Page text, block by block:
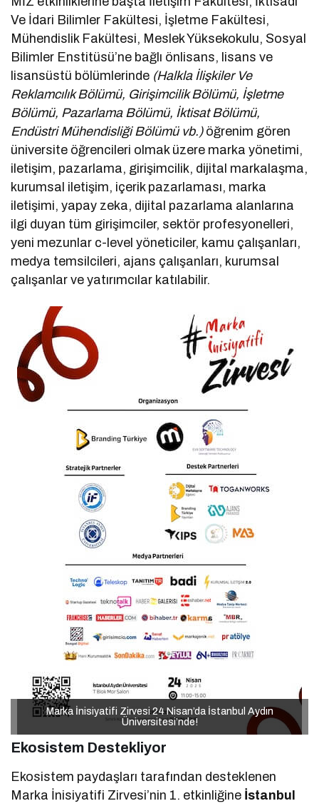
Ve İdari Bilimler Fakültesi, İşletme Fakültesi,
Mühendislik Fakültesi, Meslek Yüksekokulu, Sosyal
Bilimler Enstitüsü’ne bağlı önlisans, lisans ve
lisansüstü bölümlerinde (Halkla İlişkiler Ve
Reklamcılık Bölümü, Girişimcilik Bölümü, İşletme
Bölümü, Pazarlama Bölümü, İktisat Bölümü,
Endüstri Mühendisliği Bölümü vb.)öğrenim gören
üniversite öğrencileri olmak üzere marka yönetimi,
iletişim, pazarlama, girişimcilik, dijital markalaşma,
kurumsal iletişim, içerik pazarlaması, marka
iletişimi, yapay zeka, dijital pazarlama alanlarına
ilgi duyan tüm girişimciler, sektör profesyonelleri,
yeni mezunlar c-level yöneticiler, kamu çalışanları,
medya temsilcileri, ajans çalışanları, kurumsal
çalışanlar ve yatırımcılar katılabilir.
Marka İnisiyatifi Zirvesi 24 Nisan’da İstanbul Aydın
Üniversitesi’nde!
Marka İnisiyatifi Zirvesi 24 Nisan’da İstanbul Aydın
Üniversitesi’nde!
Ekosistem Destekliyor
Ekosistem paydaşları tarafından desteklenen
Marka İnisiyatifi Zirvesi’nin 1. etkinliğine İstanbul